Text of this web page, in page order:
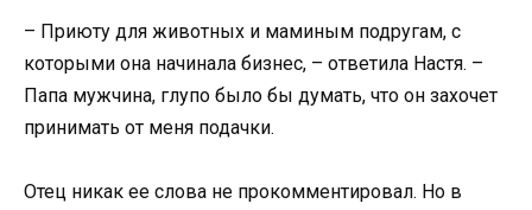
– Приюту для животных и маминым подругам, с
которыми она начинала бизнес, – ответила Настя. –
Папа мужчина, глупо было бы думать, что он захочет
принимать от меня подачки.
Отец никак ее слова не прокомментировал. Но в